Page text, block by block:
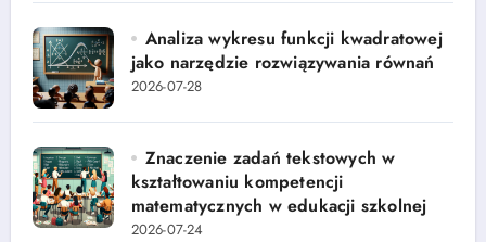
Analiza wykresu funkcji kwadratowej
jako narzędzie rozwiązywania równań
2026-07-28
Znaczenie zadań tekstowych w
kształtowaniu kompetencji
matematycznych w edukacji szkolnej
2026-07-24